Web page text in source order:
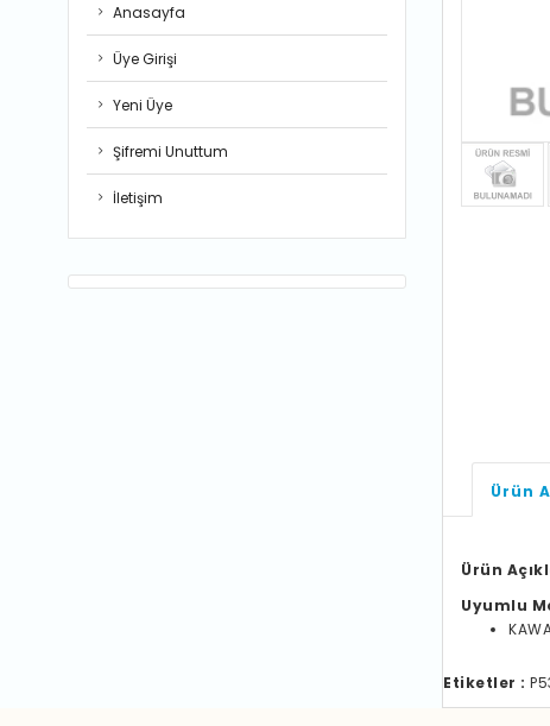
Anasayfa
Üye Girişi
Yeni Üye
Şifremi Unuttum
İletişim
Ürün
Ürün
Uyumlu
Etiketler :